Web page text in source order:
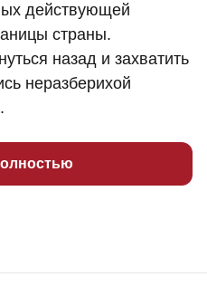
действующей
страны.
назад и захватить
неразберихой